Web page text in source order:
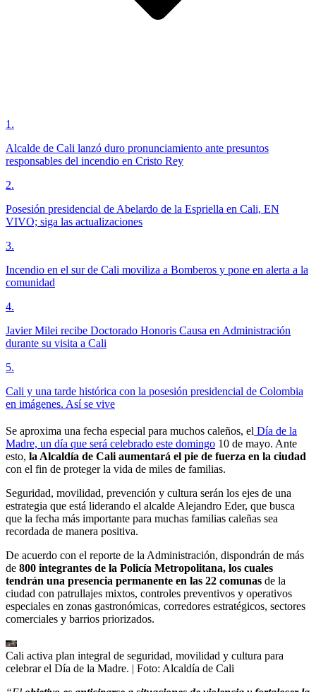
1 .
Alcalde de Cali lanzó duro pronunciamiento ante presuntos
responsables del incendio en Cristo Rey
2.
Posesión presidencial de Abelardo de la Espriella en Cali, EN
VIVO; siga las actualizaciones
3.
Incendio en el sur de Cali moviliza a Bomberos y pone en alerta a la
comunidad
4.
Javier Milei recibe Doctorado Honoris Causa en Administración
durante su visita a Cali
5.
Cali y una tarde histórica con la posesión presidencial de Colombia
en imágenes. Así se vive
Se aproxima una fecha especial para muchos caleños, el Día de la
Madre, un día que será celebrado este domingo 10 de mayo. Ante
esto, la Alcaldía de Cali aumentará el pie de fuerza en la ciudad
con el fin de proteger la vida de miles de familias.
Seguridad, movilidad, prevención y cultura serán los ejes de una
estrategia que está liderando el alcalde Alejandro Eder, que busca
que la fecha más importante para muchas familias caleñas sea
recordada de manera positiva.
De acuerdo con el reporte de la Administración, dispondrán de más
de 800 integrantes de la Policía Metropolitana, los cuales
tendrán una presencia permanente en las 22 comunas de la
ciudad con patrullajes mixtos, controles preventivos y operativos
especiales en zonas gastronómicas, corredores estratégicos, sectores
comerciales y barrios priorizados.
Cali activa plan integral de seguridad, movilidad y cultura para
celebrar el Día de la Madre. | Foto: Alcaldía de Cali